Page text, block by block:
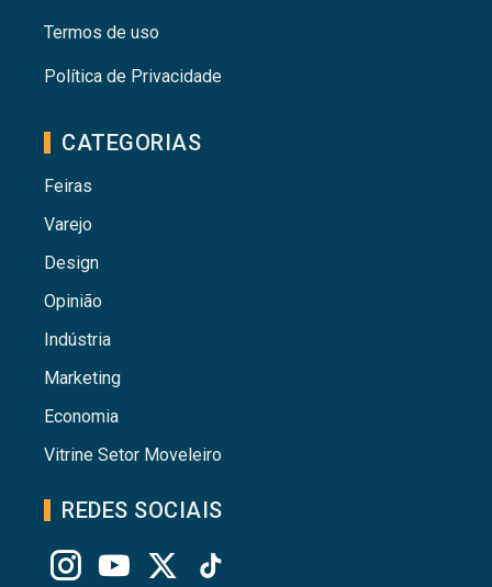
Termos de uso
Política de Privacidade
CATEGORIAS
Feiras
Varejo
Design
Opinião
Indústria
Marketing
Economia
Vitrine Setor Moveleiro
REDES SOCIAIS